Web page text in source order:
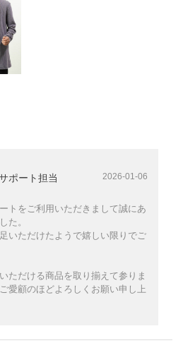
ポート担当 2026-01-06
トをご利用いただきまして誠にあ
た。
いただけたようで嬉しい限りでご
ただける商品を取り揃えて参りま
愛顧のほどよろしくお願い申し上